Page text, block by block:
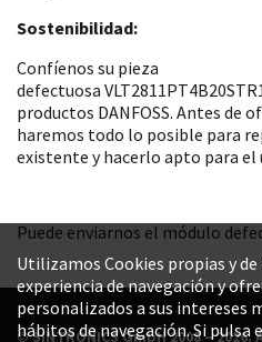
Sostenibilidad:
Confíenos su pieza
defectuosa
productos DANFOSS. Antes de
haremos todo lo posible para
existente y hacerlo apto para el
Puede enviarnos el módulo
© SINTRONICS GmbH 2008 –
Utilizamos Cookies propias y
experiencia de navegación y
personalizados a sus intereses
hábitos de navegación. Si pulsa